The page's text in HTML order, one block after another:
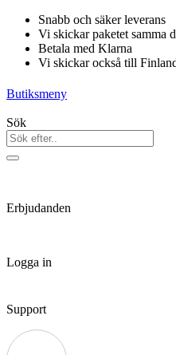
Hoppa
innehåll
Snabb och säker leverans
Vi skickar paketet samma
Betala med Klarna
Vi skickar också till
Butiksmeny
Sök
Erbjudanden
Logga in
Support